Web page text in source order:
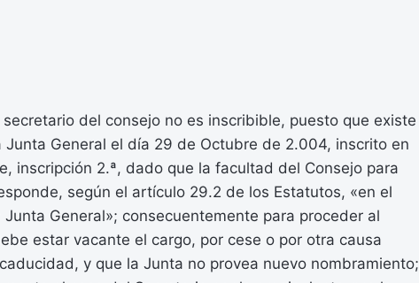
del consejo no es inscribible, puesto que existe
General el día 29 de Octubre de 2.004, inscrito en
inscripción 2.ª, dado que la facultad del Consejo para
según el artículo 29.2 de los Estatutos, «en el
General»; consecuentemente para proceder al
estar vacante el cargo, por cese o por otra causa
y que la Junta no provea nuevo nombramiento;